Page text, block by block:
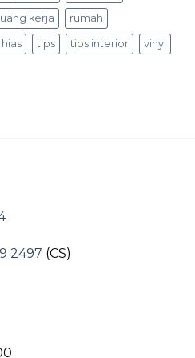
kerja rumah
tips tips interior vinyl
2497 (CS)